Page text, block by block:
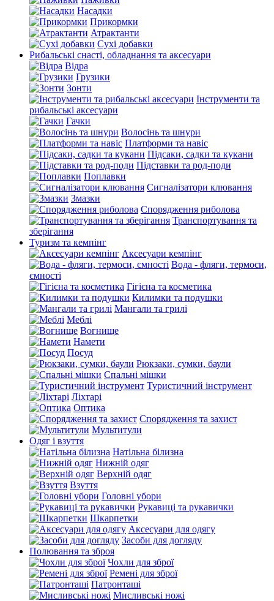
Насадки
Прикормки
Атрактанти
Сухі добавки
Рибальські снасті, обладнання та аксесуари
Відра
Грузики
Зонти
Інструменти та
рибальські аксесуари
Гачки
Волосінь та шнури
Платформи та навіс
Підсаки, садки та кукани
Підставки та род-поди
Поплавки
Сигналізатори клювання
Змазки
Спорядження риболова
Транспортування та
зберігання
Туризм та кемпінг
Аксесуари кемпінг
Вода - фляги, термоси,
ємності
Гігієна та косметика
Килимки та подушки
Мангали та грилі
Меблі
Вогнище
Намети
Посуд
Рюкзаки, сумки, баули
Спальні мішки
Туристичний інструмент
Ліхтарі
Оптика
Спорядження та захист
Мультитули
Одяг і взуття
Натільна білизна
Нижній одяг
Верхній одяг
Взуття
Головні убори
Рукавиці та рукавички
Шкарпетки
Аксесуари для одягу
Засоби для догляду
Полювання та зброя
Чохли для зброї
Ремені для зброї
Патронташі
Мисливські ножі